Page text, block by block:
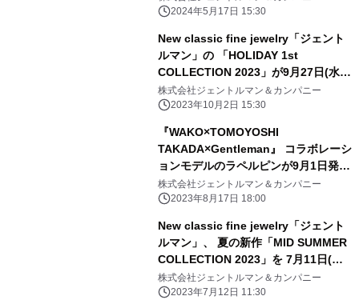
2024年5月17日 15:30
New classic fine jewelry「ジェント
ルマン」の 「HOLIDAY 1st
COLLECTION 2023」が9月27日(水)
に 先行予約開始＆イベント開催
株式会社ジェントルマン＆カンパニー
2023年10月2日 15:30
『WAKO×TOMOYOSHI
TAKADA×Gentleman』 コラボレーシ
ョンモデルのラペルピンが9月1日発
売！
株式会社ジェントルマン＆カンパニー
2023年8月17日 18:00
New classic fine jewelry「ジェント
ルマン」、 夏の新作「MID SUMMER
COLLECTION 2023」を 7月11日(火)
に発売＆イベント開催
株式会社ジェントルマン＆カンパニー
2023年7月12日 11:30